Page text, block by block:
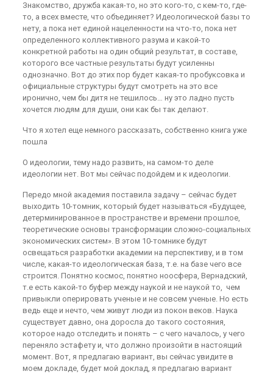
Знакомство, дружба какая-то, но это кого-то, с кем-то, где-
то, а всех вместе, что объединяет? Идеологической базы то
нету, а пока нет единой нацеленности на что-то, пока нет
определенного коллективного разума и какой-то
конкретной работы на один общий результат, в составе,
которого все частные результаты будут усиленны
однозначно. Вот до этих пор будет какая-то пробуксовка и
официальные структуры будут смотреть на это все
иронично, чем бы дитя не тешилось… ну это ладно пусть
хочется людям для души, они как бы так делают.
Что я хотел еще немного рассказать, собственно книга уже
пошла
О идеологии, тему надо развить, на самом-то деле
идеологии нет. Вот мы сейчас подойдем и к идеологии.
Передо мной академия поставила задачу – сейчас будет
выходить 10-томник, который будет называться «Будущее,
детерминированное в пространстве и времени прошлое,
теоретические основы трансформации сложно-социальных
экономических систем». В этом 10-томнике будут
освещаться разработки академии на перспективу, и в том
числе, какая-то идеологическая база, т.е. на базе чего все
строится. Понятно космос, понятно ноосфера, Вернадский,
т.е есть какой-то буфер между наукой и не наукой то, чем
привыкли оперировать ученые и не совсем ученые. Но есть
ведь еще и нечто, чем живут люди из покон веков. Наука
существует давно, она доросла до такого состояния,
которое надо отследить и понять – с чего началось, у чего
переняло эстафету и, что должно произойти в настоящий
момент. Вот, я предлагаю вариант, вы сейчас увидите в
моем докладе, будет мой доклад, я предлагаю вариант